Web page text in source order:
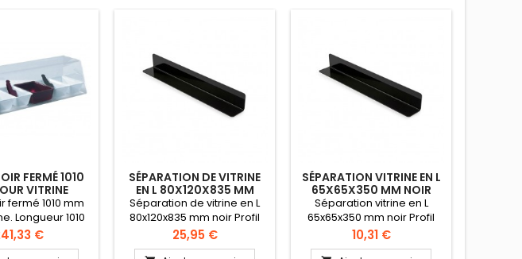
FERMÉ 1010
VITRINE
fermé 1010 mm
Longueur 1010
idéal pour la
de produits
€
SÉPARATION DE VITRINE
EN L 80X120X835 MM
NOIR
Séparation de vitrine en L
80x120x835 mm noir Profil
plexi en "L" pour comptoirs.
Séparation hygiènique
Prix
25,95 €
SÉPARATION VITRINE EN L
65X65X350 MM NOIR
Séparation vitrine en L
65x65x350 mm noir Profil
plexi en "L" pour comptoirs.
Séparation hygiènique
Prix
10,31 €